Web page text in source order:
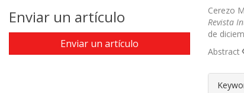
Cerezo
Revista
de
Abstract
Enviar un artículo
Enviar un artículo